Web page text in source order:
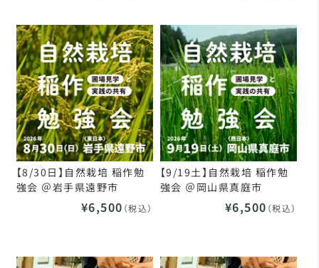
【8/30日】自然栽培 稲作勉
強会 ＠岩手県遠野市
¥6,500 （税込）
【9/19土】自然栽培 稲作勉
強会 ＠岡山県真庭市
¥6,500 （税込）